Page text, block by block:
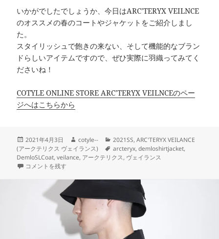
いかがでしたでしょうか、今日はARC’TERYX VEILNCE
のオススメの春のコートやジャケットをご紹介しまし
た。
スタイリッシュで飽きの来ない、そして機能的なブラン
ドらしいアイテムですので、ぜひ実際に羽織ってみてく
ださいね！
COTYLE ONLINE STORE ARC’TERYX VEILNCEのペー
ジへはこちらから
投
稿
日:
2021年4月3日
作
成
者
cotyle--
カ
テ
ゴ
2021SS,ARC'TERYX VEILANCE
(アークテリクス ヴェイランス)
タ
グ
arcteryx,demloshirtjacket,
DemloSLCoat,veilance, アークテリクス, ヴェイランス
2021SSアイテムスタート！【ARC’TERYX VEILANCE】vol.2 に
コメントを残す